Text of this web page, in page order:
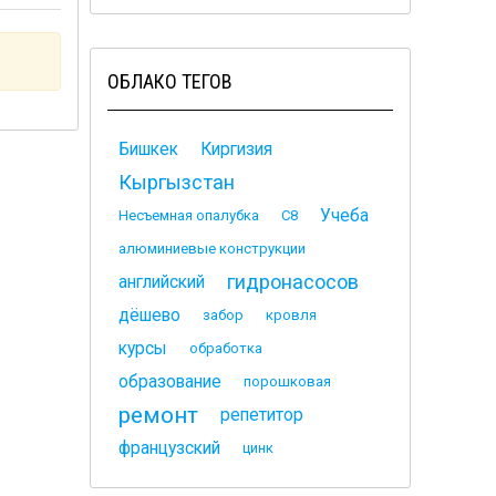
ОБЛАКО ТЕГОВ
Бишкек Киргизия
Кыргызстан
Несъемная опалубка С8 Учеба
алюминиевые конструкции
английский гидронасосов
дёшево забор кровля
курсы обработка
образование порошковая
ремонт
репетитор
французский
цинк